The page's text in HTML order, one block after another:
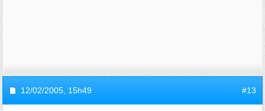
12/02/2005, 15h49 #13